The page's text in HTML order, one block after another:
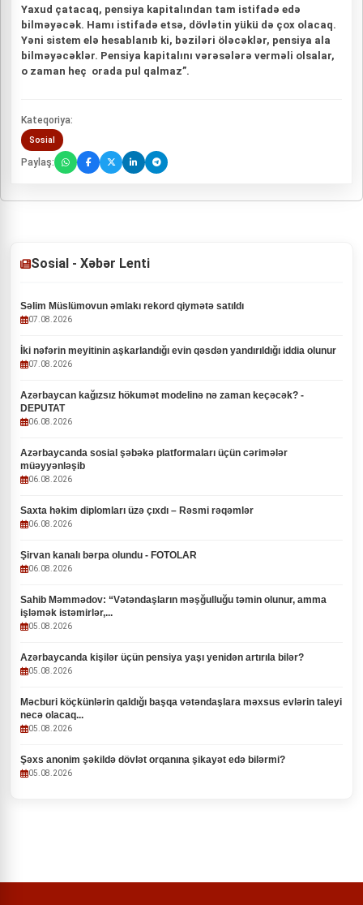
Yaxud çatacaq, pensiya kapitalından tam istifadə edə
bilməyəcək. Hamı istifadə etsə, dövlətin yükü də çox olacaq.
Yəni sistem elə hesablanıb ki, bəziləri öləcəklər, pensiya ala
bilməyəcəklər. Pensiya kapitalını vərəsələrə verməli olsalar,
o zaman heç orada pul qalmaz”.
Kateqoriya:
Sosial
Paylaş:
Sosial - Xəbər Lenti
Səlim Müslümovun əmlakı rekord qiymətə satıldı
07.08.2026
İki nəfərin meyitinin aşkarlandığı evin qəsdən yandırıldığı iddia olunur
07.08.2026
Azərbaycan kağızsız hökumət modelinə nə zaman keçəcək? -
DEPUTAT
06.08.2026
Azərbaycanda sosial şəbəkə platformaları üçün cərimələr
müəyyənləşib
06.08.2026
Saxta həkim diplomları üzə çıxdı – Rəsmi rəqəmlər
06.08.2026
Şirvan kanalı bərpa olundu - FOTOLAR
06.08.2026
Sahib Məmmədov: “Vətəndaşların məşğulluğu təmin olunur, amma
işləmək istəmirlər,...
05.08.2026
Azərbaycanda kişilər üçün pensiya yaşı yenidən artırıla bilər?
05.08.2026
Məcburi köçkünlərin qaldığı başqa vətəndaşlara məxsus evlərin taleyi
necə olacaq...
05.08.2026
Şəxs anonim şəkildə dövlət orqanına şikayət edə bilərmi?
05.08.2026